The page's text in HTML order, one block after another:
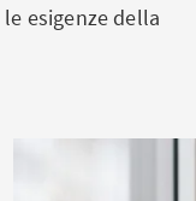
esigenze della